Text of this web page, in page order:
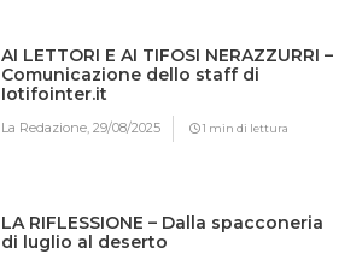
AI LETTORI E AI TIFOSI NERAZZURRI –
Comunicazione dello staff di
Iotifointer.it
La Redazione,29/08/2025 1 min di lettura
LA RIFLESSIONE – Dalla spacconeria
di luglio al deserto